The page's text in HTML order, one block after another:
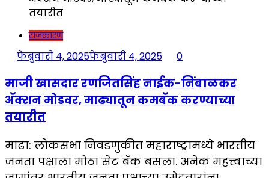
राजकारण
फेब्रुवारी 4, 2025फेब्रुवारी 4, 2025 0
माजी खासदार रणजितसिंह नाईक-निंबाळकर
अ‍ॅक्शन मोडवर, माढ्यातून कमबॅक करण्याच्या
तयारीत
माढा: लोकसभा निवडणुकीत महाराष्ट्रामध्ये भारतीय
जनता पक्षाला मोठा सेट बॅक बसला. अनेक महत्त्वाच्या